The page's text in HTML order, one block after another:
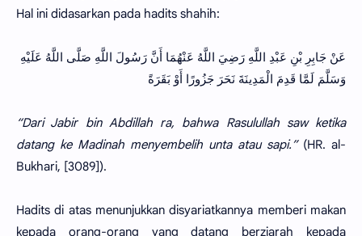
Hal ini didasarkan pada hadits shahih:
وَسَلَّمَ لَمَّا قَدِمَ الْمَدِينَةَ نَحَرَ جَزُورًا أَوْ بَقَرَةً
“Dari Jabir bin Abdillah ra, bahwa Rasulullah saw ketika
datang ke Madinah menyembelih unta atau sapi.” (HR. al-
Bukhari, [3089]).
Hadits di atas menunjukkan disyariatkannya memberi makan
kepada orang-orang yang datang berziarah kepada